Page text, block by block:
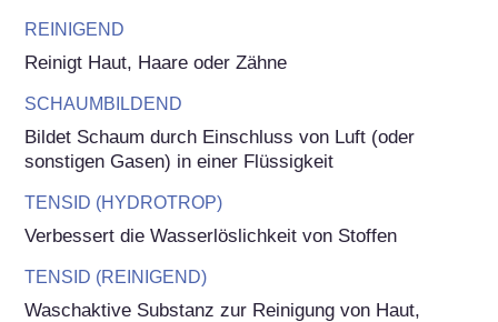
REINIGEND
Reinigt Haut, Haare oder Zähne
SCHAUMBILDEND
Bildet Schaum durch Einschluss von Luft (oder
sonstigen Gasen) in einer Flüssigkeit
TENSID (HYDROTROP)
Verbessert die Wasserlöslichkeit von Stoffen
TENSID (REINIGEND)
Waschaktive Substanz zur Reinigung von Haut,